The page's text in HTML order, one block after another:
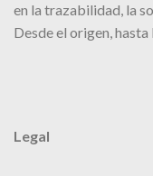
en la trazabilidad, la
Desde el origen,
Legal